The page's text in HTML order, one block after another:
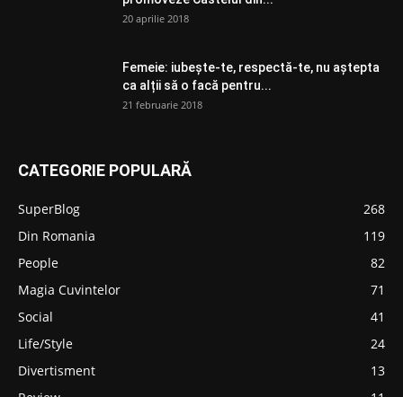
20 aprilie 2018
Femeie: iubește-te, respectă-te, nu aștepta
ca alții să o facă pentru...
21 februarie 2018
CATEGORIE POPULARĂ
SuperBlog
268
Din Romania
119
People
82
Magia Cuvintelor
71
Social
41
Life/Style
24
Divertisment
13